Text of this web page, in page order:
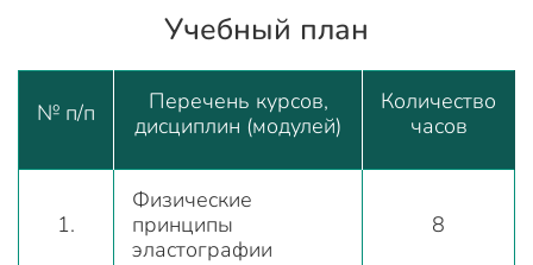
Учебный план
№ п/п
Перечень курсов,
дисциплин (модулей)
Количество
часов
1.
Физические
принципы
эластографии
8